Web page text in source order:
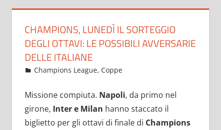
del
solo
CHAMPIONS, LUNEDÌ IL SORTEGGIO
DEGLI OTTAVI: LE POSSIBILI AVVERSARIE
DELLE ITALIANE
Novembre 6, 2022
admin
Champions League, Coppe
Missione compiuta. Napoli, da primo nel
girone, Inter e Milan hanno staccato il
biglietto per gli ottavi di finale di Champions